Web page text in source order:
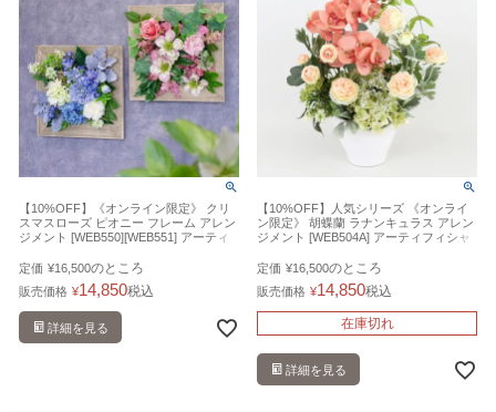
【10%OFF】《オンライン限定》 クリ
スマスローズ ピオニー フレーム アレン
ジメント [WEB550][WEB551] アーティ
定価 ¥16,500のところ
販売価格 ¥14,850税込
詳細を見る
【10%OFF】人気シリーズ 《オンライ
ン限定》 胡蝶蘭 ラナンキュラス アレン
ジメント [WEB504A] アーティフィシャ
定価 ¥16,500のところ
販売価格 ¥14,850税込
在庫切れ
詳細を見る